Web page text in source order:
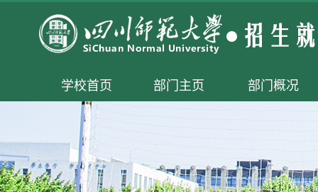
学校首页 部门主页 部门概况